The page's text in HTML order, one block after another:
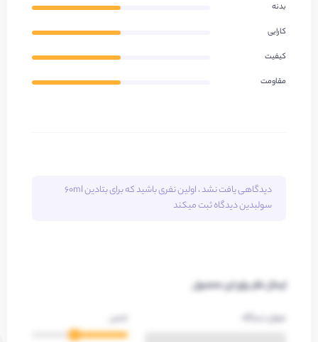
بدنه
کارایی
کیفیت
مقاومت
دیدگاهی یافت نشد ، اولین نفری باشید که برای
بتادین 60ml
سولبدیندیدگاه ثبت میکند
ارسال نظر برای این محصول
عنوان دیدگاه